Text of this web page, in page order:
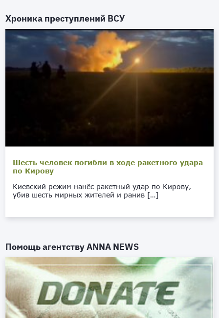
Хроника преступлений ВСУ
Шесть человек погибли в ходе ракетного удара
по Кирову
Киевский режим нанёс ракетный удар по Кирову,
убив шесть мирных жителей и ранив […]
Помощь агентствуANNA NEWS